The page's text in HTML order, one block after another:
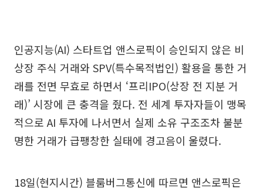
인공지능(AI) 스타트업 앤스로픽이 승인되지 않은 비
상장 주식 거래와 SPV(특수목적법인) 활용을 통한 거
래를 전면 무효로 하면서 ‘프리IPO(상장 전 지분 거
래)’ 시장에 큰 충격을 줬다. 전 세계 투자자들이 맹목
적으로 AI 투자에 나서면서 실제 소유 구조조차 불분
명한 거래가 급팽창한 실태에 경고음이 울렸다.
18일(현지시간) 블룸버그통신에 따르면 앤스로픽은